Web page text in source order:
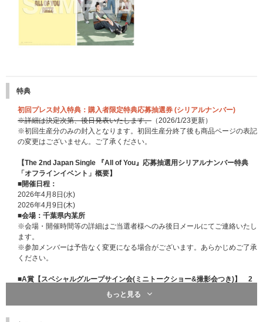
特典
初回プレス封入特典：購入者限定特典応募抽選券 (シリアルナンバー)
※詳細は決定次第、後日発表いたします。 （2026/1/23更新）
※初回生産分のみの封入となります。初回生産分終了後も商品ページの表記
の変更はございません。ご了承ください。
【The 2nd Japan Single 『All of You』応募抽選用シリアルナンバー特典
「オフラインイベント」概要】
■開催日程：
2026年4月8日(水)
2026年4月9日(木)
■会場：千葉県内某所
※会場・開催時間等の詳細はご当選者様へのみ後日メールにてご連絡いたし
ます。
※参加メンバーは予告なく変更になる場合がございます。あらかじめご了承
ください。
■A賞【スペシャルグループサイン会(ミニトークショー&撮影会つき)】 2
※メンバー全員によるサイン会にご参加いただけます。
もっと見る